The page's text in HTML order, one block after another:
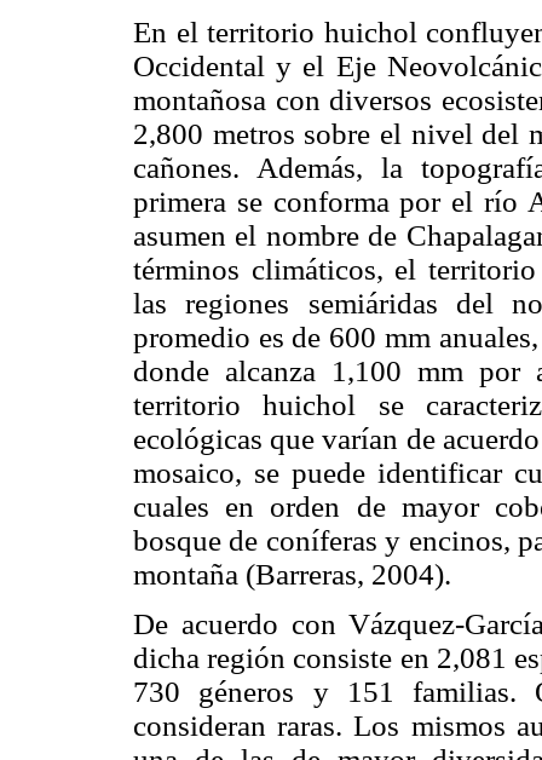
En el territorio huichol
Occidental y el Eje
montañosa con diversos
2,800 metros sobre el nivel del
cañones. Además, la
primera se conforma por el río
asumen el nombre de
términos climáticos, el territorio
las regiones semiáridas del
promedio es de 600 mm
donde alcanza 1,100 mm por
territorio huichol se
ecológicas que varían de
mosaico, se puede identificar
cuales en orden de mayor
bosque de coníferas y encinos,
montaña (Barreras, 2004).
De acuerdo con Vázquez-
dicha región consiste en 2,081
730 géneros y 151 familias.
consideran raras. Los mismos